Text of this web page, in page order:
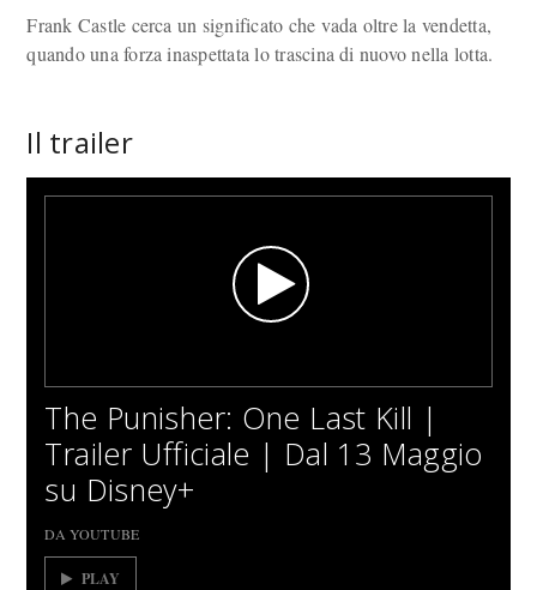
Frank Castle cerca un significato che vada oltre la vendetta,
quando una forza inaspettata lo trascina di nuovo nella lotta.
Il trailer
The Punisher: One Last Kill |
Trailer Ufficiale | Dal 13 Maggio
su Disney+
DA YOUTUBE
PLAY